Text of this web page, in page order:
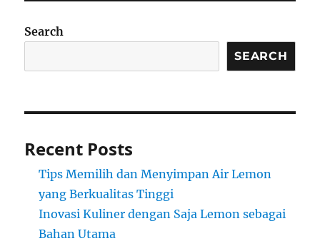
Search
SEARCH
Recent Posts
Tips Memilih dan Menyimpan Air Lemon
yang Berkualitas Tinggi
Inovasi Kuliner dengan Saja Lemon sebagai
Bahan Utama